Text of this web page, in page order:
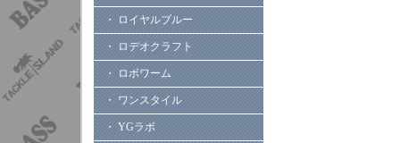
・ ロイヤルブルー
・ ロデオクラフト
・ ロボワーム
・ ワンスタイル
・ YGラボ